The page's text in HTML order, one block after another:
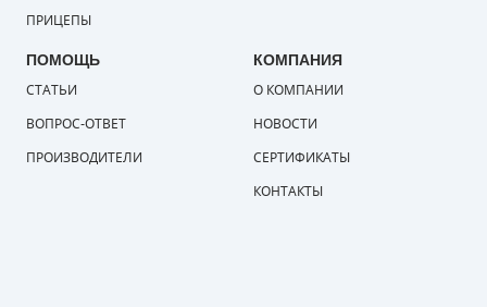
ПРИЦЕПЫ
ПОМОЩЬ
СТАТЬИ
ВОПРОС-ОТВЕТ
ПРОИЗВОДИТЕЛИ
КОМПАНИЯ
О КОМПАНИИ
НОВОСТИ
СЕРТИФИКАТЫ
КОНТАКТЫ